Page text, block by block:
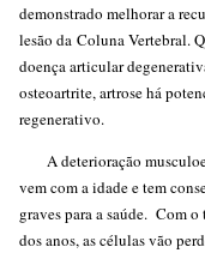
demonstrado melhorar a
lesão da Coluna Vertebral.
doença articular
osteoartrite, artrose há
regenerativo.
A deterioração
vem com a idade e tem
graves para a saúde. Com o
dos anos, as células vão